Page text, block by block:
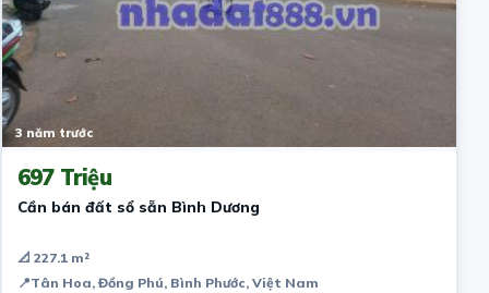
3 năm trước
697 Triệu
Cần bán đất sổ sẵn Bình Dương
📐 227.1 m²
📍Tân Hoa, Đồng Phú, Bình Phước, Việt Nam